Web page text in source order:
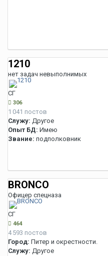
1210
нет задач невыполнимых
СГ
306
1 041 постов
Служу: Другое
Опыт БД: Имею
Звание: подполковник
BRONCO
Офицер спецназа
СГ
464
4 593 постов
Город: Питер и окрестности.
Служу: Другое